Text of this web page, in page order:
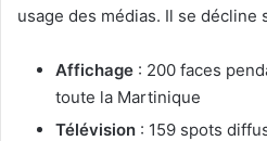
usage des médias. Il se décline
Affichage : 200 faces
toute la Martinique
Télévision : 159 spots